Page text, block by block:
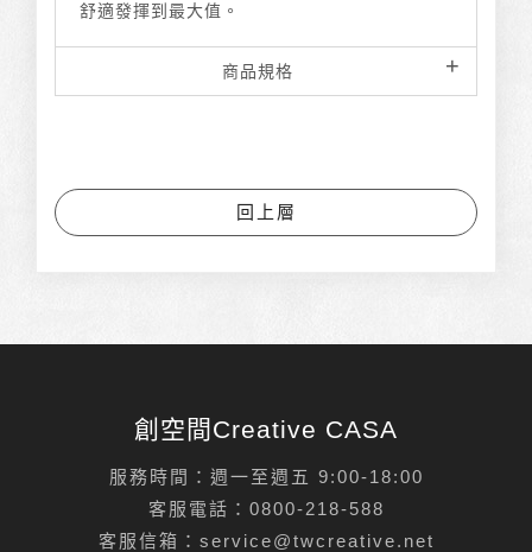
舒適發揮到最大值。
商品規格
回上層
創空間Creative CASA
服務時間：週一至週五 9:00-18:00
客服電話： 0800-218-588
客服信箱： service@twcreative.net